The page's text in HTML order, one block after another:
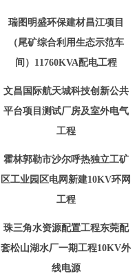
瑞图明盛环保建材昌江项目
（尾矿综合利用生态示范车
间） 11760KVA配电工程
文昌国际航天城科技创新公共
平台项目测试厂房及室外电气
工程
霍林郭勒市沙尔呼热独立工矿
区工业园区电网新建10KV环网
工程
珠三角水资源配置工程东莞配
套松山湖水厂一期工程10KV外
线电源